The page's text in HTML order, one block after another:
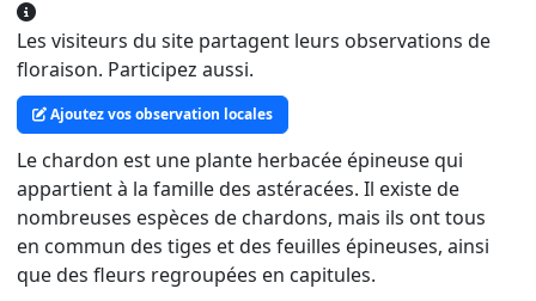
Le chardon est une plante herbacée épineuse qui
appartient à la famille des astéracées. Il existe de
nombreuses espèces de chardons, mais ils ont tous
en commun des tiges et des feuilles épineuses, ainsi
que des fleurs regroupées en capitules.
Les visiteurs du site partagent leurs observations de
floraison. Participez aussi.
Ajoutez vos observation locales